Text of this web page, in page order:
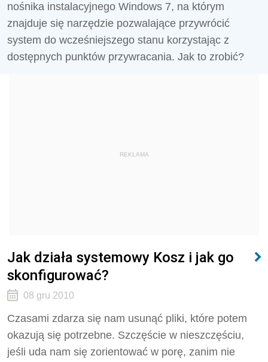
nośnika instalacyjnego Windows 7, na którym
znajduje się narzędzie pozwalające przywrócić
system do wcześniejszego stanu korzystając z
dostępnych punktów przywracania. Jak to zrobić?
REKLAMA
Jak działa systemowy Kosz i jak go
skonfigurować?
08 gru 2010
Czasami zdarza się nam usunąć pliki, które potem
okazują się potrzebne. Szczęście w nieszczęściu,
jeśli uda nam się zorientować w porę, zanim nie